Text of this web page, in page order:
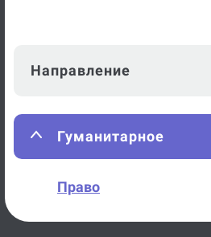
Направление
Гуманитарное
Право